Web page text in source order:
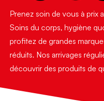
Prenez soin de vous à prix
Soins du corps, hygiène
profitez de grandes
réduits. Nos arrivages
découvrir des produits de